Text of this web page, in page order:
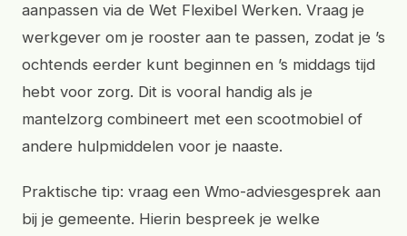
aanpassen via de Wet Flexibel Werken. Vraag je
werkgever om je rooster aan te passen, zodat je ’s
ochtends eerder kunt beginnen en ’s middags tijd
hebt voor zorg. Dit is vooral handig als je
mantelzorg combineert met een scootmobiel of
andere hulpmiddelen voor je naaste.
Praktische tip: vraag een Wmo-adviesgesprek aan
bij je gemeente. Hierin bespreek je welke